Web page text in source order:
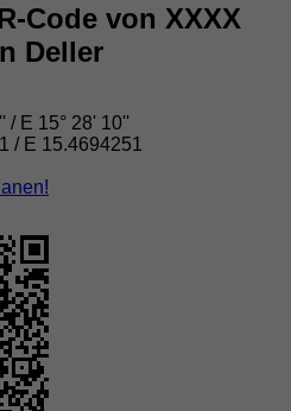
Code von XXXX
Deller
/ E 15° 28' 10''
/ E 15.4694251